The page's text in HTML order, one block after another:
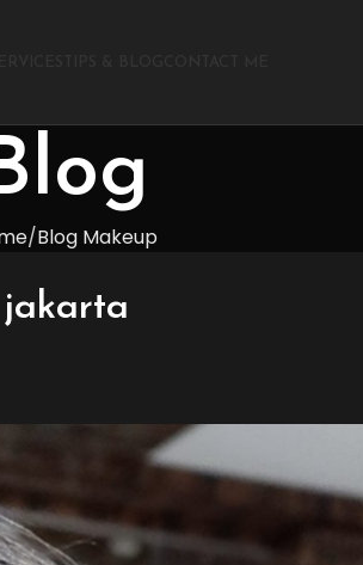
Blog Makeup